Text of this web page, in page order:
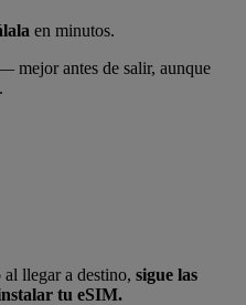
en minutos.
mejor antes de salir, aunque
llegar a destino, sigue las
tu eSIM.